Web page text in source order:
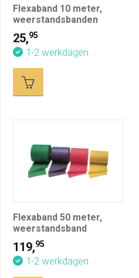
Flexaband 10 meter,
weerstandsbanden
25,95
1-2 werkdagen
Flexaband 50 meter,
weerstandsband
119,95
1-2 werkdagen